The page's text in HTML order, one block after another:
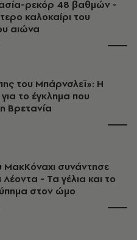
ρεκόρ 48 βαθμών -
καλοκαίρι του
αιώνα
του Μπάρνσλεϊ»: Η
το έγκλημα που
Βρετανία
ΜακΚόναχι συνάντησε
- Τα γέλια και το
στον ώμο